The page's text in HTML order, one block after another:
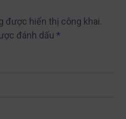
được hiển thị công khai.
đánh dấu*